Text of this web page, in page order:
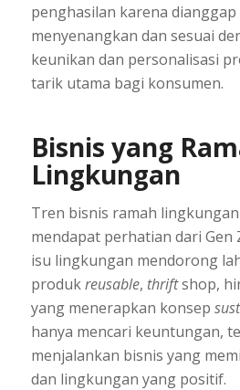
penghasilan karena dianggap
menyenangkan dan sesuai
keunikan dan personalisasi
tarik utama bagi konsumen.
Bisnis yang
Lingkungan
Tren bisnis ramah
mendapat perhatian dari Gen
isu lingkungan mendorong
produkreusable, thriftshop,
yang menerapkan konsep
hanya mencari keuntungan,
menjalankan bisnis yang
dan lingkungan yang positif.